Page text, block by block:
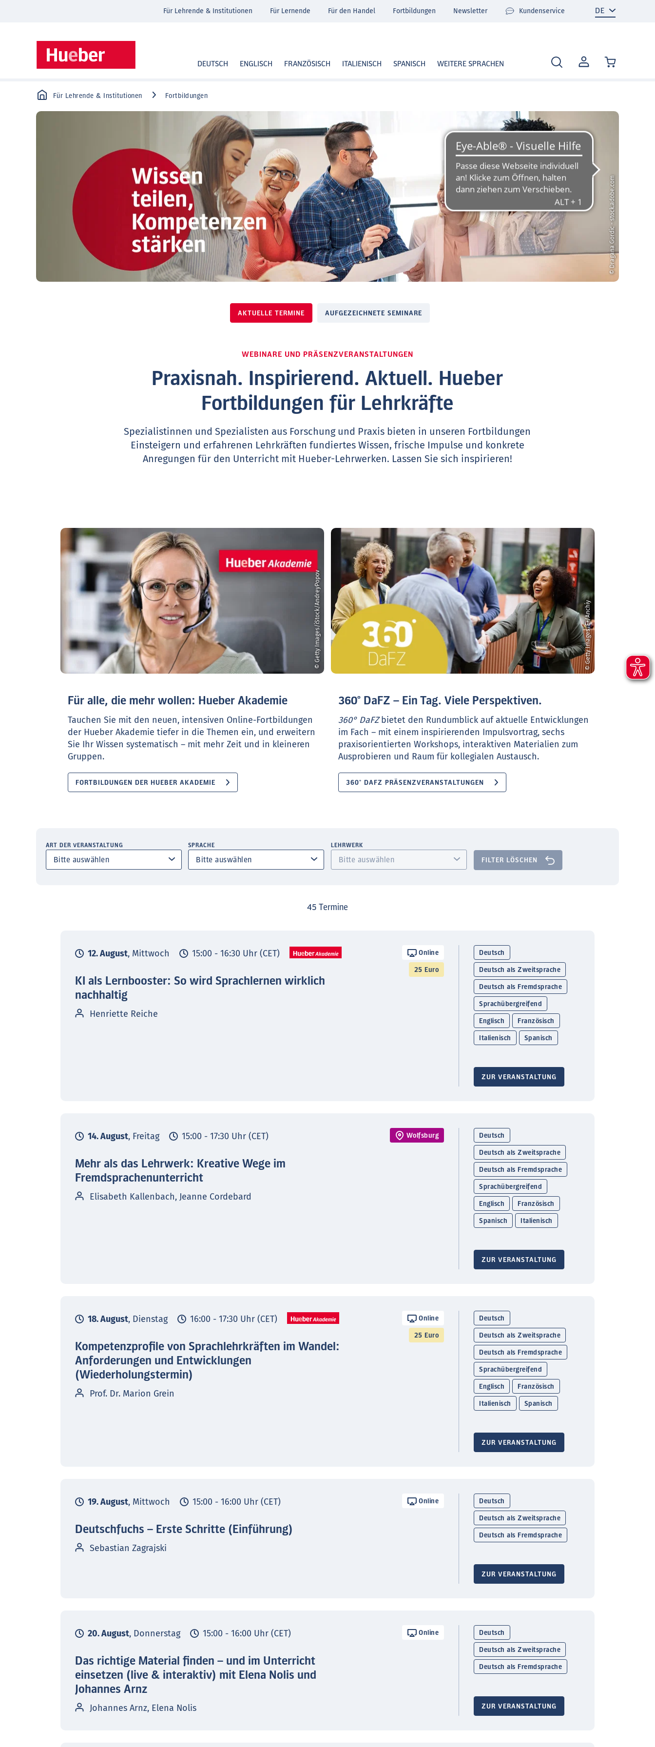
MEIN
KONTO
DEUTSCH ENGLISCH FRANZÖSISCH ITALIENISCH SPANISCH WEITERE SPRACHEN
Für Lehrende & Institutionen Für Lernende Für den Handel Fortbildungen Newsletter Kundenservice
Für Lehrende & Institutionen Fortbildungen
© Dragana Gordic - stock.adobe.com
AKTUELLE TERMINE AUFGEZEICHNETE SEMINARE
WEBINARE UND PRÄSENZVERANSTALTUNGEN
Praxisnah. Inspirierend. Aktuell. Hueber
Fortbildungen für Lehrkräfte
Spezialistinnen und Spezialisten aus Forschung und Praxis bieten in unseren Fortbildungen
Einsteigern und erfahrenen Lehrkräften fundiertes Wissen, frische Impulse und konkrete
Anregungen für den Unterricht mit Hueber-Lehrwerken. Lassen Sie sich inspirieren!
© Getty Images/iStock/AndreyPopov
Für alle, die mehr wollen: Hueber Akademie
Tauchen Sie mit den neuen, intensiven Online-Fortbildungen
der Hueber Akademie tiefer in die Themen ein, und erweitern
Sie Ihr Wissen systematisch – mit mehr Zeit und in kleineren
Gruppen.
FORTBILDUNGEN DER HUEBER AKADEMIE
© Getty Images/E+/Anchiy
360° DaFZ – Ein Tag. Viele Perspektiven.
360° DaFZbietet den Rundumblick auf aktuelle Entwicklungen
im Fach – mit einem inspirierenden Impulsvortrag, sechs
praxisorientierten Workshops, interaktiven Materialien zum
Ausprobieren und Raum für kollegialen Austausch.
360° DAFZ PRÄSENZVERANSTALTUNGEN
ART DER VERANSTALTUNG SPRACHE LEHRWERK
FILTER LÖSCHEN
45 Termine
12. August, Mittwoch 15:00 - 16:30 Uhr (CET) Online
25 Euro
KI als Lernbooster: So wird Sprachlernen wirklich
nachhaltig
Henriette Reiche
Deutsch
Deutsch als Zweitsprache
Deutsch als Fremdsprache
Sprachübergreifend
Englisch Französisch
Italienisch Spanisch
ZUR VERANSTALTUNG
14. August, Freitag 15:00 - 17:30 Uhr (CET) Wolfsburg
Mehr als das Lehrwerk: Kreative Wege im
Fremdsprachenunterricht
Elisabeth Kallenbach, Jeanne Cordebard
Deutsch
Deutsch als Zweitsprache
Deutsch als Fremdsprache
Sprachübergreifend
Englisch Französisch
Spanisch Italienisch
ZUR VERANSTALTUNG
18. August, Dienstag 16:00 - 17:30 Uhr (CET) Online
25 Euro
Kompetenzprofile von Sprachlehrkräften im Wandel:
Anforderungen und Entwicklungen
(Wiederholungstermin)
Prof. Dr. Marion Grein
Deutsch
Deutsch als Zweitsprache
Deutsch als Fremdsprache
Sprachübergreifend
Englisch Französisch
Italienisch Spanisch
ZUR VERANSTALTUNG
19. August, Mittwoch 15:00 - 16:00 Uhr (CET) Online
Deutschfuchs – Erste Schritte (Einführung)
Sebastian Zagrajski
Deutsch
Deutsch als Zweitsprache
Deutsch als Fremdsprache
ZUR VERANSTALTUNG
20. August, Donnerstag 15:00 - 16:00 Uhr (CET) Online
Das richtige Material finden – und im Unterricht
einsetzen (live & interaktiv) mit Elena Nolis und
Johannes Arnz
Johannes Arnz, Elena Nolis
Deutsch
Deutsch als Zweitsprache
Deutsch als Fremdsprache
ZUR VERANSTALTUNG